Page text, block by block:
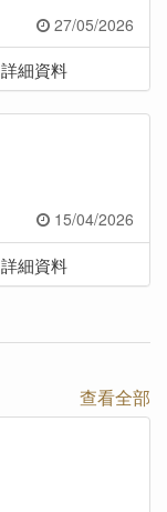
27/05/2026
詳細資料
15/04/2026
詳細資料
查看全部